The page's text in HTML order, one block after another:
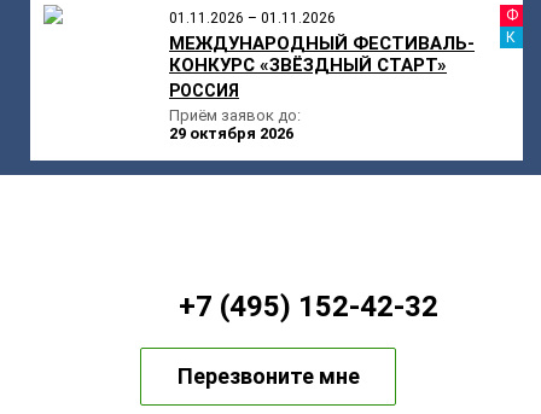
01.11.2026 – 01.11.2026
МЕЖДУНАРОДНЫЙ ФЕСТИВАЛЬ-
КОНКУРС «ЗВЁЗДНЫЙ СТАРТ»
РОССИЯ
Приём заявок до:
29 октября 2026
+7 (495) 152-42-32
Перезвоните мне